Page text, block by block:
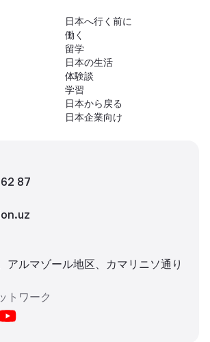
日本へ行く前に
働く
留学
日本の生活
体験談
学習
日本から戻る
日本企業向け
87
アルマゾール地区、カマリニソ通り
トワーク